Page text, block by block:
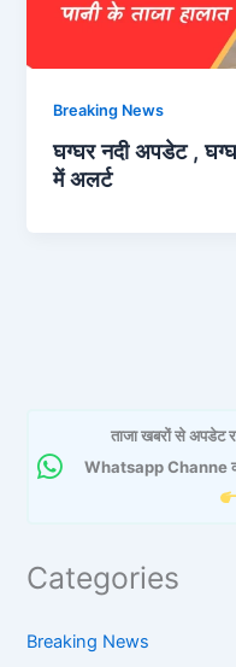
Breaking News
घग्घर नदी अपडेट ,
में अलर्ट
ताजा खबरों से अपडेट
Whatsapp Channe
Categories
Breaking News